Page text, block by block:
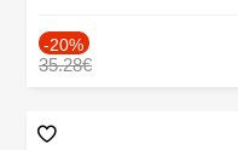
-20%
35.28€